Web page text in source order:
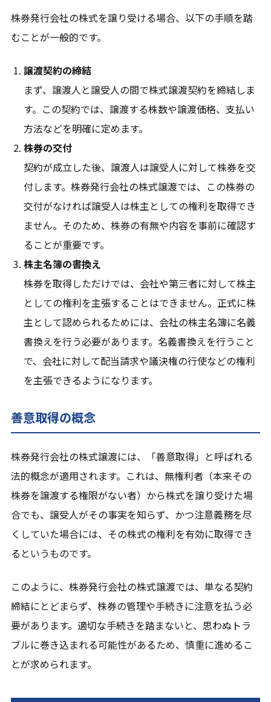
株券発行会社の株式を譲り受ける場合、以下の手順を踏
むことが一般的です。
譲渡契約の締結
まず、譲渡人と譲受人の間で株式譲渡契約を締結しま
す。この契約では、譲渡する株数や譲渡価格、支払い
方法などを明確に定めます。
株券の交付
契約が成立した後、譲渡人は譲受人に対して株券を交
付します。株券発行会社の株式譲渡では、この株券の
交付がなければ譲受人は株主としての権利を取得でき
ません。そのため、株券の有無や内容を事前に確認す
ることが重要です。
株主名簿の書換え
株券を取得しただけでは、会社や第三者に対して株主
としての権利を主張することはできません。正式に株
主として認められるためには、会社の株主名簿に名義
書換えを行う必要があります。名義書換えを行うこと
で、会社に対して配当請求や議決権の行使などの権利
を主張できるようになります。
善意取得の概念
株券発行会社の株式譲渡には、「善意取得」と呼ばれる
法的概念が適用されます。これは、無権利者（本来その
株券を譲渡する権限がない者）から株式を譲り受けた場
合でも、譲受人がその事実を知らず、かつ注意義務を尽
くしていた場合には、その株式の権利を有効に取得でき
るというものです。
このように、株券発行会社の株式譲渡では、単なる契約
締結にとどまらず、株券の管理や手続きに注意を払う必
要があります。適切な手続きを踏まないと、思わぬトラ
ブルに巻き込まれる可能性があるため、慎重に進めるこ
とが求められます。